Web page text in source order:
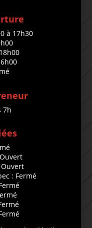
à 17h30
7h
: Fermé